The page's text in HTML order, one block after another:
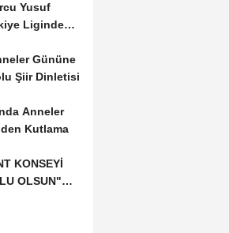
Yusuf
Liginde
Gününe
Şiir Dinletisi
Anneler
Kutlama
KONSEYİ
OLSUN"